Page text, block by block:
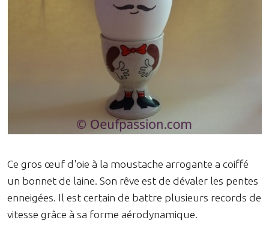
Ce gros œuf d'oie à la moustache arrogante a coiffé
un bonnet de laine. Son rêve est de dévaler les pentes
enneigées. Il est certain de battre plusieurs records de
vitesse grâce à sa forme aérodynamique.